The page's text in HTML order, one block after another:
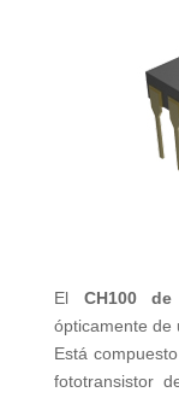
ElCH100 de
ópticamente de
Está
fototransistor